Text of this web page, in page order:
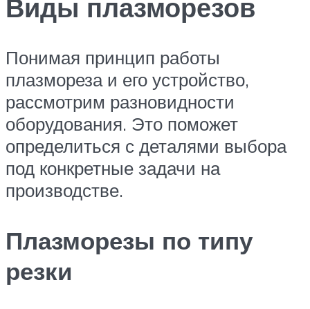
Виды плазморезов
Понимая принцип работы
плазмореза и его устройство,
рассмотрим разновидности
оборудования. Это поможет
определиться с деталями выбора
под конкретные задачи на
производстве.
Плазморезы по типу
резки